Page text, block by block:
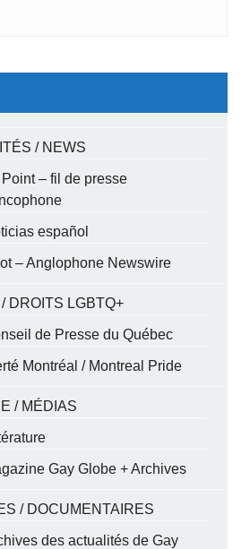
/ NEWS
Point – fil de presse
español
– Anglophone Newswire
DROITS LGBTQ+
de Presse du Québec
Montréal / Montreal Pride
/ MÉDIAS
Gay Globe + Archives
/ DOCUMENTAIRES
des actualités de Gay